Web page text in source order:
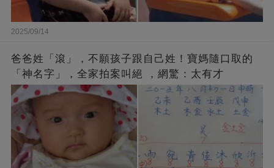
2025/09/14
爸爸姓「滾」，不願孩子跟自己姓！寶媽隨口取的
「神名字」，全家拍案叫絕 ，網驚：太有才